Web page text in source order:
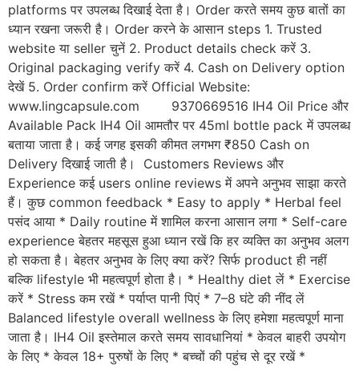
platforms पर उपलब्ध दिखाई देता है। Order करते समय कुछ बातों का
ध्यान रखना जरूरी है। Order करने के आसान steps 1. Trusted
website या seller चुनें 2. Product details check करें 3.
Original packaging verify करें 4. Cash on Delivery option
देखें 5. Order confirm करें Official Website:
www.lingcapsule.com 9370669516 IH4 Oil Price और
Available Pack IH4 Oil आमतौर पर 45ml bottle pack में उपलब्ध
बताया जाता है। कई जगह इसकी कीमत लगभग ₹850 Cash on
Delivery दिखाई जाती है। Customers Reviews और
Experience कई users online reviews में अपने अनुभव साझा करते
हैं। कुछ common feedback * Easy to apply * Herbal feel
पसंद आया * Daily routine में शामिल करना आसान लगा * Self-care
experience बेहतर महसूस हुआ ध्यान रखें कि हर व्यक्ति का अनुभव अलग
हो सकता है। बेहतर अनुभव के लिए क्या करें? सिर्फ product ही नहीं
बल्कि lifestyle भी महत्वपूर्ण होता है। * Healthy diet लें * Exercise
करें * Stress कम रखें * पर्याप्त पानी पिएं * 7–8 घंटे की नींद लें
Balanced lifestyle overall wellness के लिए हमेशा महत्वपूर्ण माना
जाता है। IH4 Oil इस्तेमाल करते समय सावधानियां * केवल बाहरी उपयोग
के लिए * केवल 18+ पुरुषों के लिए * बच्चों की पहुंच से दूर रखें *